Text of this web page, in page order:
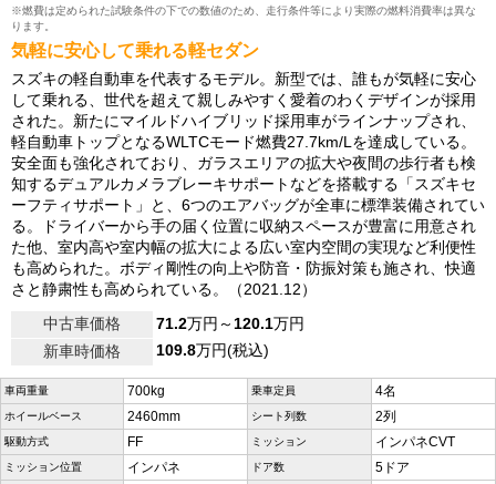
※燃費は定められた試験条件の下での数値のため、走行条件等により実際の燃料消費率は異な
ります。
気軽に安心して乗れる軽セダン
スズキの軽自動車を代表するモデル。新型では、誰もが気軽に安心
して乗れる、世代を超えて親しみやすく愛着のわくデザインが採用
された。新たにマイルドハイブリッド採用車がラインナップされ、
軽自動車トップとなるWLTCモード燃費27.7km/Lを達成している。
安全面も強化されており、ガラスエリアの拡大や夜間の歩行者も検
知するデュアルカメラブレーキサポートなどを搭載する「スズキセ
ーフティサポート」と、6つのエアバッグが全車に標準装備されてい
る。ドライバーから手の届く位置に収納スペースが豊富に用意され
た他、室内高や室内幅の拡大による広い室内空間の実現など利便性
も高められた。ボディ剛性の向上や防音・防振対策も施され、快適
さと静粛性も高められている。（2021.12）
中古車価格
71.2万円～120.1万円
新車時価格
109.8万円(税込)
車両重量 700kg 乗車定員 4名
ホイールベース 2460mm シート列数 2列
駆動方式 FF ミッション インパネCVT
ミッション位置 インパネ ドア数 5ドア